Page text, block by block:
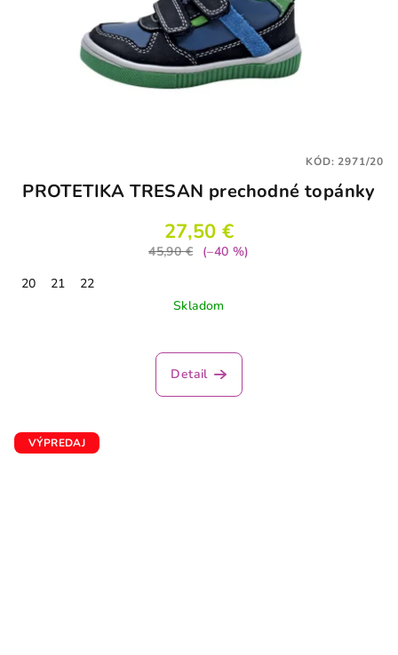
PROTETIKA TRESAN prechodné topánky
27,50 €
45,90 €
(–40 %)
20
21
22
Skladom
Detail
KÓD:2971/20
VÝPREDAJ